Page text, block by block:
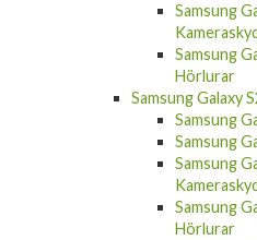
Samsung
Hörlurar
Samsung Galaxy
Samsung
Samsung
Samsung
Samsung
Hörlurar
Samsung Galaxy